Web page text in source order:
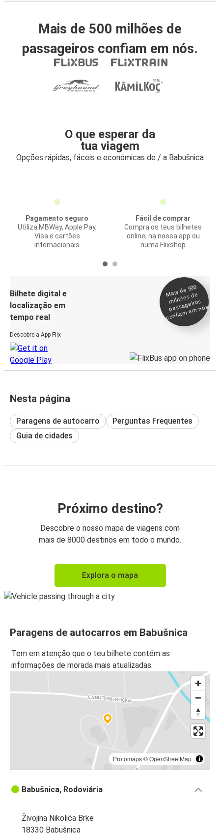
Mais de 500 milhões de
passageiros confiam em nós.
O que esperar da
tua viagem
Opções rápidas, fáceis e económicas de / a Babušnica
Pagamento seguro
Utiliza MBWay, Apple Pay,
Visa e cartões
internacionais
Fácil de comprar
Compra os teus bilhetes
online, na nossa app ou
numa Flixshop
Bilhete digital e
localização em
tempo real
Descobre a App Flix
Mais de 500
milhões de
passageiros
confia
m e
m nós
Nesta página
Paragens de autocarro
Perguntas Frequentes
Guia de cidades
Próximo destino?
Descobre o nosso mapa de viagens com
mais de 8000 destinos em todo o mundo.
Explora o mapa
Paragens de autocarros em Babušnica
Tem em atenção que o teu bilhete contém as
informações de morada mais atualizadas.
Protomaps©OpenStreetMap
Babušnica, Rodoviária
Živojina Nikolića Brke
18330 Babušnica